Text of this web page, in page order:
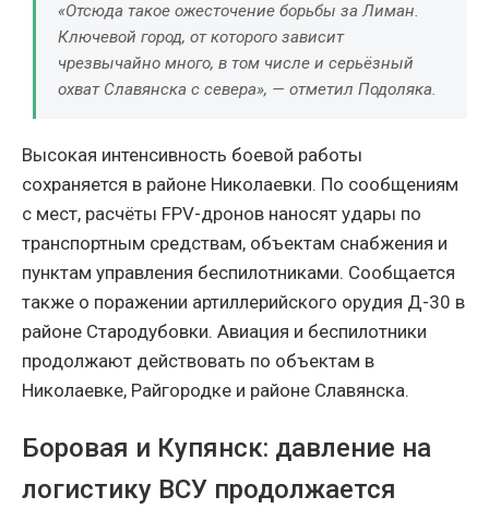
«Отсюда такое ожесточение борьбы за Лиман.
Ключевой город, от которого зависит
чрезвычайно много, в том числе и серьёзный
охват Славянска с севера», — отметил Подоляка.
Высокая интенсивность боевой работы
сохраняется в районе Николаевки. По сообщениям
с мест, расчёты FPV-дронов наносят удары по
транспортным средствам, объектам снабжения и
пунктам управления беспилотниками. Сообщается
также о поражении артиллерийского орудия Д-30 в
районе Стародубовки. Авиация и беспилотники
продолжают действовать по объектам в
Николаевке, Райгородке и районе Славянска.
Боровая и Купянск: давление на
логистику ВСУ продолжается